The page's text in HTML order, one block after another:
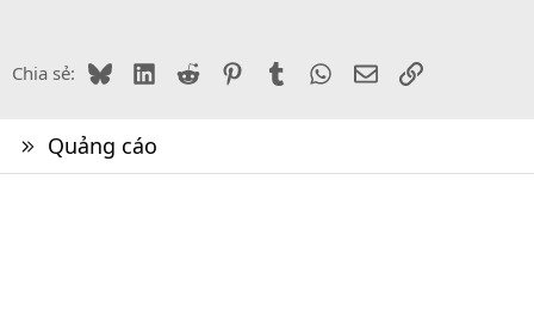
Chia sẻ: BlueskyLinkedIn
Reddit PinterestTumblr WhatsApp
EmailLink
Quảng cáo